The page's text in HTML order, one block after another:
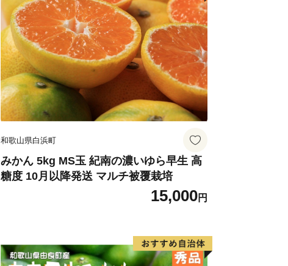
和歌山県白浜町
みかん 5kg MS玉 紀南の濃いゆら早生 高
糖度 10月以降発送 マルチ被覆栽培
15,000円